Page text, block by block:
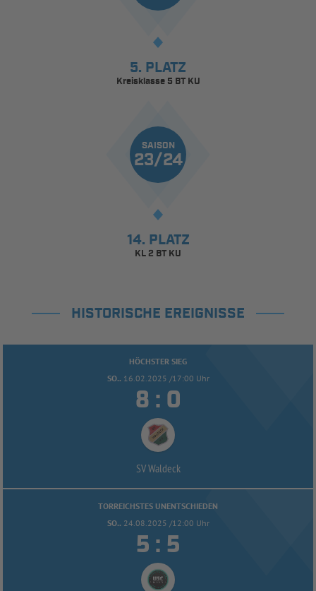
5. PLATZ
Kreisklasse 5 BT KU
SAISON
23/24
14. PLATZ
KL 2 BT KU
HISTORISCHE EREIGNISSE
HÖCHSTER SIEG
SO.. 16.02.2025 /17:00 Uhr
 : 
SV Waldeck
TORREICHSTES UNENTSCHIEDEN
SO.. 24.08.2025 /12:00 Uhr
 : 